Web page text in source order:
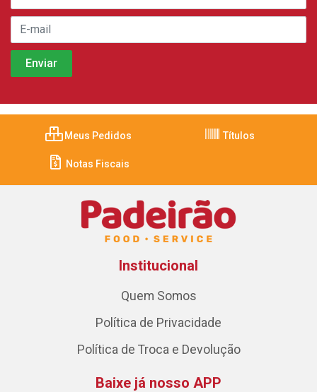
Meus Pedidos Títulos
Notas Fiscais
Institucional
Quem Somos
Política de Privacidade
Política de Troca e Devolução
Baixe já nosso APP